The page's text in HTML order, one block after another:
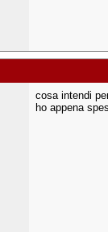
cosa intendi
ho appena